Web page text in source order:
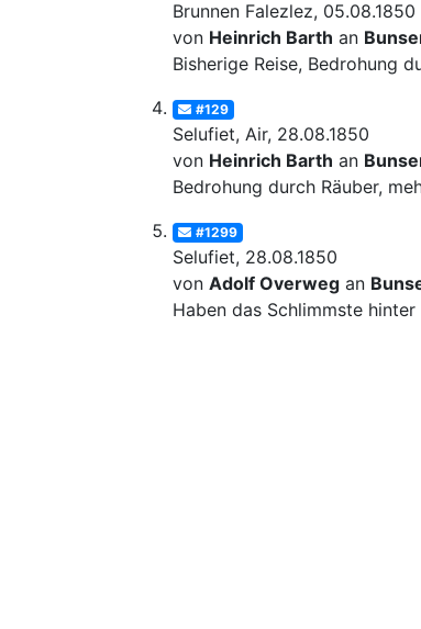
Brunnen Falezlez, 05.08.1850
von Heinrich Barth an
Bisherige Reise, Bedrohung
#129
Selufiet, Air, 28.08.1850
von Heinrich Barth an
Bedrohung durch Räuber,
#1299
Selufiet, 28.08.1850
von Adolf Overweg an
Haben das Schlimmste